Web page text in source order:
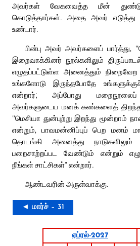
அவர்கள் வேகவைத்த மீன்
கொடுத்தார்கள். அதை அவர் எடுத்து
உண்டார்.
பின்பு அவர் அவர்களைப் பார்த்து,
இறைவாக்கினர் நூல்களிலும்
எழுதப்பட்டுள்ள அனைத்தும்
உங்களோடு இருந்தபோதே
என்றார்; அப்போது மறைநூலைப்
அவர்களுடைய மனக் கண்களைத்
‘‘மெசியா துன்புற்று இறந்து மூன்றாம்
என்றும், பாவமன்னிப்புப் பெற மனம்
தொடங்கி அனைத்து
பறைசாற்றப்பட வேண்டும் என்றும்
நீங்கள் சாட்சிகள்” என்றார்.
ஆண்டவரின் அருள்வாக்கு.
◄ மார்ச் – 31
ஏப்ரல்-2027